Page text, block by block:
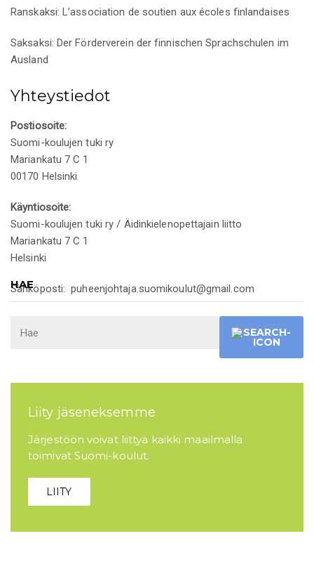
Ranskaksi: L’association de soutien aux écoles finlandaises
Saksaksi: Der Förderverein der finnischen Sprachschulen im
Ausland
Yhteystiedot
Postiosoite:
Suomi-koulujen tuki ry
Mariankatu 7 C 1
00170 Helsinki
Käyntiosoite:
Suomi-koulujen tuki ry / Äidinkielenopettajain liitto
Mariankatu 7 C 1
Helsinki
Sähköposti: puheenjohtaja.suomikoulut@gmail.com
HAE
Liity jäseneksemme
Järjestöön voivat liittyä kaikki maailmalla
toimivat Suomi-koulut.
LIITY